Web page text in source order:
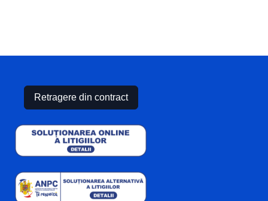
Retragere din contract